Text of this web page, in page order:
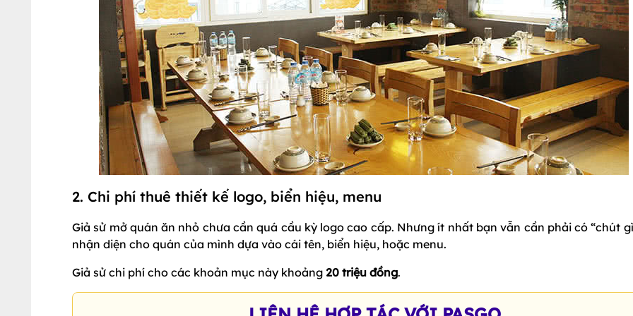
2. Chi phí thuê thiết kế logo, biển hiệu, menu
Giả sử mở quán ăn nhỏ chưa cần quá cầu kỳ logo cao cấp. Nhưng ít nhất bạn vẫn cần phải có “chút
nhận diện cho quán của mình dựa vào cái tên, biển hiệu, hoặc menu.
Giả sử chi phí cho các khoản mục này khoảng 20 triệu đồng.